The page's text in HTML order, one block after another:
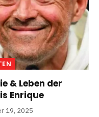
& Leben der
Enrique
19, 2025